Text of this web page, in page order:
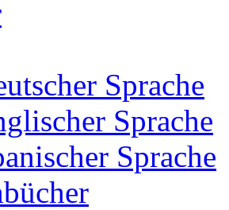
Sprache
Sprache
Sprache